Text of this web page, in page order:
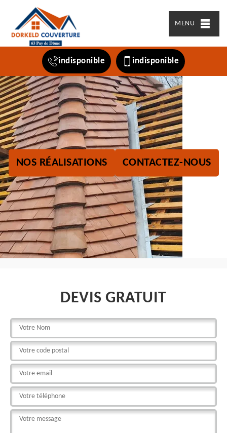
MENU
indisponible indisponible
NOS RÉALISATIONS CONTACTEZ-NOUS
DEVIS GRATUIT